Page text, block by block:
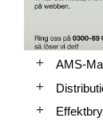
AMS-